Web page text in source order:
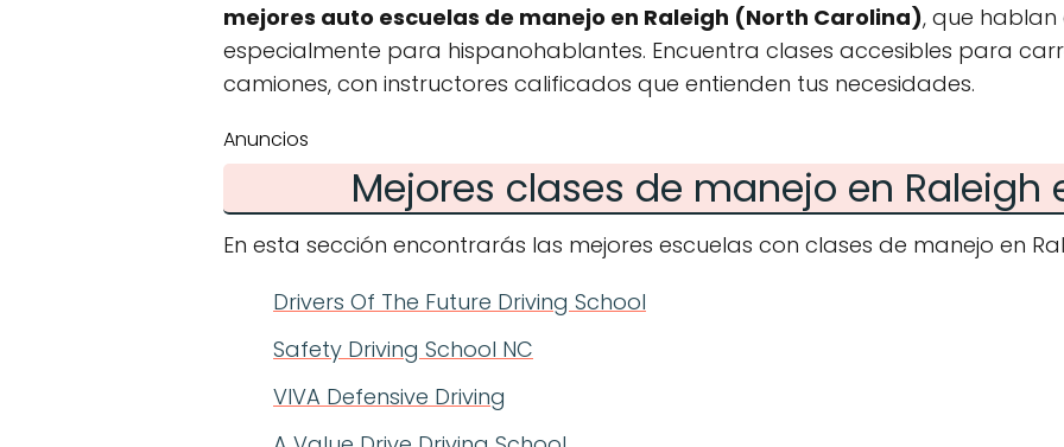
mejores auto escuelas de manejo en Raleigh (North Carolina), que
especialmente para hispanohablantes. Encuentra clases accesibles para
camiones, con instructores calificados que entienden tus necesidades.
Anuncios
Mejores clases de manejo en Raleigh
En esta sección encontrarás las mejores escuelas con clases de manejo en
Drivers Of The Future Driving School
Safety Driving School NC
VIVA Defensive Driving